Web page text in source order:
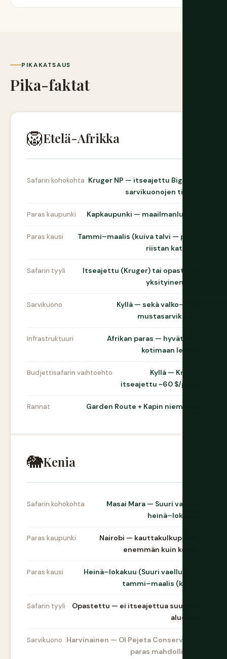
PIKAKATSAUS
Pika-faktat
🦁Etelä-Afrikka
Safarin kohokohta Kruger NP — itseajettu Big Five,
sarvikuonojen tiheys
Paras kaupunki Kapkaupunki — maailmanluokka
Paras kausi
Tammi–maalis (kuiva talvi — paras
riistan katselu)
Safarin tyyli
Itseajettu (Kruger) tai opastettu
yksityinen alue
Sarvikuono
Kyllä — sekä valko- että
mustasarvikuono
Infrastruktuuri
Afrikan paras — hyvät tiet,
kotimaan lennot
Budjettisafarin vaihtoehto
Kyllä — Kruger
itseajettu ~60 $/päivä
Rannat Garden Route + Kapin niemimaa
🐘Kenia
Safarin kohokohta
Masai Mara — Suuri vaellus
heinä–lokakuu
Paras kaupunki
Nairobi — kauttakulkupaikka
enemmän kuin kohde
Paras kausi
Heinä–lokakuu (Suuri vaellus) tai
tammi–maalis (kuiva)
Safarin tyyli
Opastettu — ei itseajettua suurissa
alueissa
Sarvikuono Harvinainen — Ol Pejeta Conservancy
paras mahdollisuus